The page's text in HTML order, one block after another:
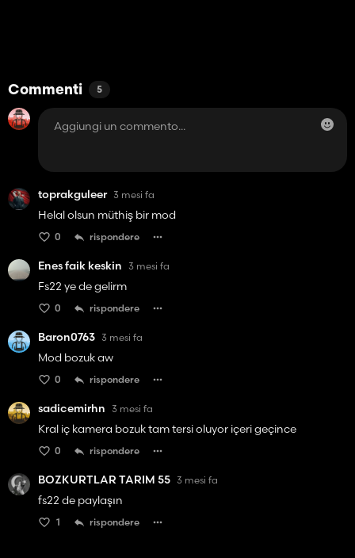
Commenti 5
toprakguleer 3 mesi fa
Helal olsun müthiş bir mod
0 rispondere
Enes faik keskin 3 mesi fa
Fs22 ye de gelirm
0 rispondere
Baron0763 3 mesi fa
Mod bozuk aw
0 rispondere
sadicemirhn 3 mesi fa
Kral iç kamera bozuk tam tersi oluyor içeri geçince
0 rispondere
BOZKURTLAR TARIM 55 3 mesi fa
fs22 de paylaşın
1 rispondere